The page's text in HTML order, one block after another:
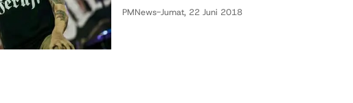
PMNews-Jumat, 22 Juni 2018